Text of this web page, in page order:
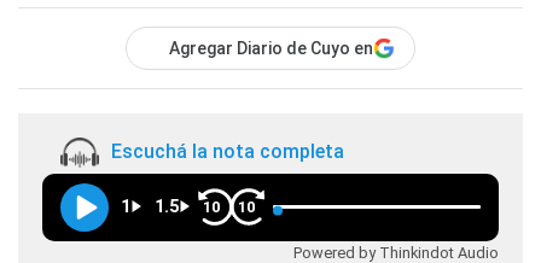
Agregar Diario de Cuyo en
Escuchá la nota completa
1 1.5 10 10
Powered by Thinkindot Audio